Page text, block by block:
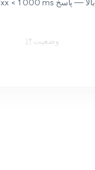
بالا — پاسخ 2xx/3xx < 1 000 ms
وضعیت